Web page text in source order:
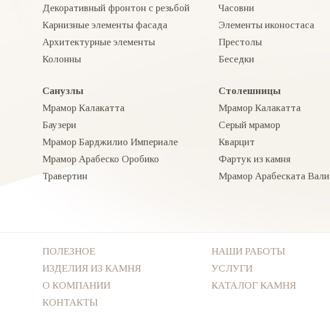
Декоративный фронтон с резьбой
Карнизные элементы фасада
Архитектурные элементы
Колонны
Часовни
Элементы иконостаса
Престолы
Беседки
Санузлы
Мрамор Калакатта
Баузери
Мрамор Барджилио Империале
Мрамор Арабеско Оробико
Травертин
Столешницы
Мрамор Калакатта
Серый мрамор
Кварцит
Фартук из камня
Мрамор Арабеската Вали
ПОЛЕЗНОЕ
НАШИ РАБОТЫ
ИЗДЕЛИЯ ИЗ КАМНЯ
УСЛУГИ
О КОМПАНИИ
КАТАЛОГ КАМНЯ
КОНТАКТЫ